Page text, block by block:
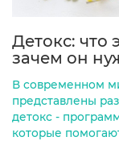
Детокс: что
зачем он
В современном
представлены
детокс -
которые